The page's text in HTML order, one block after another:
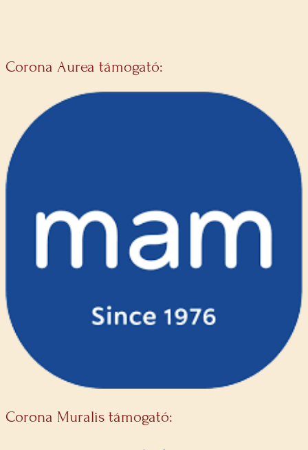
Corona Aurea támogató:
Corona Muralis támogató: